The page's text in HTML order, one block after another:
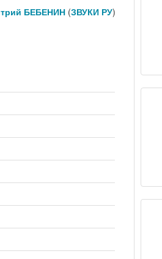
БЕБЕНИН(ЗВУКИ РУ)